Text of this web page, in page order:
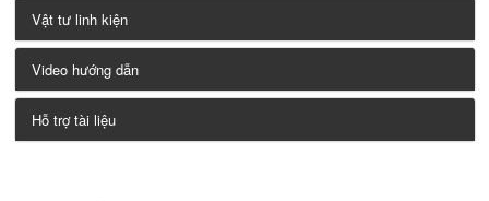
Vật tư linh kiện
Video hướng dẫn
Hỗ trợ tài liệu